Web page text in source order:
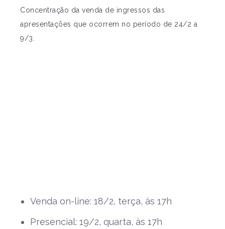
Concentração da venda de ingressos das
apresentações que ocorrem no período de 24/2 a
9/3.
Venda on-line: 18/2, terça, às 17h
Presencial: 19/2, quarta, às 17h